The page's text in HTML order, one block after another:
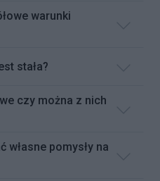
warunki
stała?
czy można z nich
własne pomysły na